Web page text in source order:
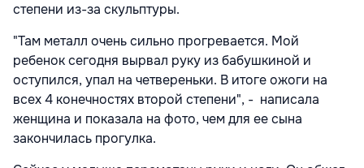
степени из-за скульптуры.
"Там металл очень сильно прогревается. Мой
ребенок сегодня вырвал руку из бабушкиной и
оступился, упал на четвереньки. В итоге ожоги на
всех 4 конечностях второй степени", - написала
женщина и показала на фото, чем для ее сына
закончилась прогулка.